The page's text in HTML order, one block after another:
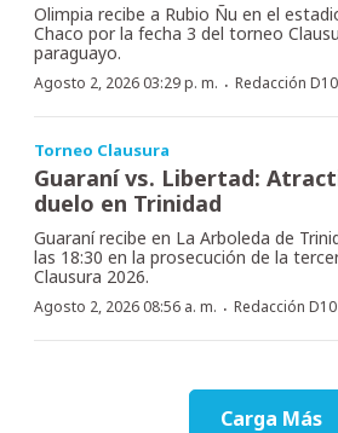
Olimpia recibe a Rubio Ñu en el
Chaco por la fecha 3 del torneo
paraguayo.
Agosto 2, 2026 03:29 p. m. · Redacción D10
Torneo Clausura
Guaraní vs. Libertad:
duelo en Trinidad
Guaraní recibe en La Arboleda de
las 18:30 en la prosecución de la
Clausura 2026.
Agosto 2, 2026 08:56 a. m. · Redacción D10
Carga Más